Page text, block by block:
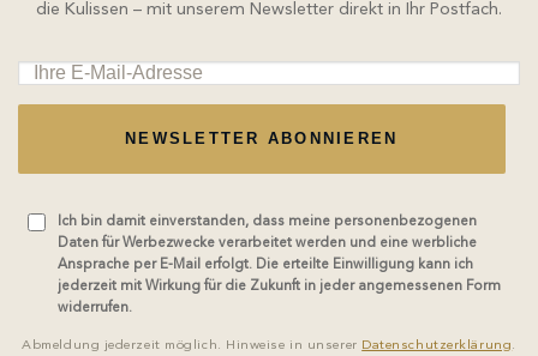
die Kulissen – mit unserem Newsletter direkt in Ihr Postfach.
NEWSLETTER ABONNIEREN
Ich bin damit einverstanden, dass meine personenbezogenen
Daten für Werbezwecke verarbeitet werden und eine werbliche
Ansprache per E-Mail erfolgt. Die erteilte Einwilligung kann ich
jederzeit mit Wirkung für die Zukunft in jeder angemessenen Form
widerrufen.
Abmeldung jederzeit möglich. Hinweise in unserer Datenschutzerklärung.